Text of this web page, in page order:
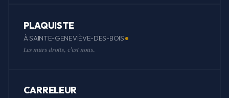
PLAQUISTE
À SAINTE-GENEVIÈVE-DES-BOIS
Les murs droits, c'est nous.
CARRELEUR